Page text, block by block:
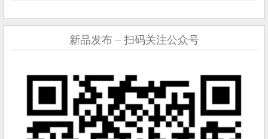
新品发布 – 扫码关注公众号